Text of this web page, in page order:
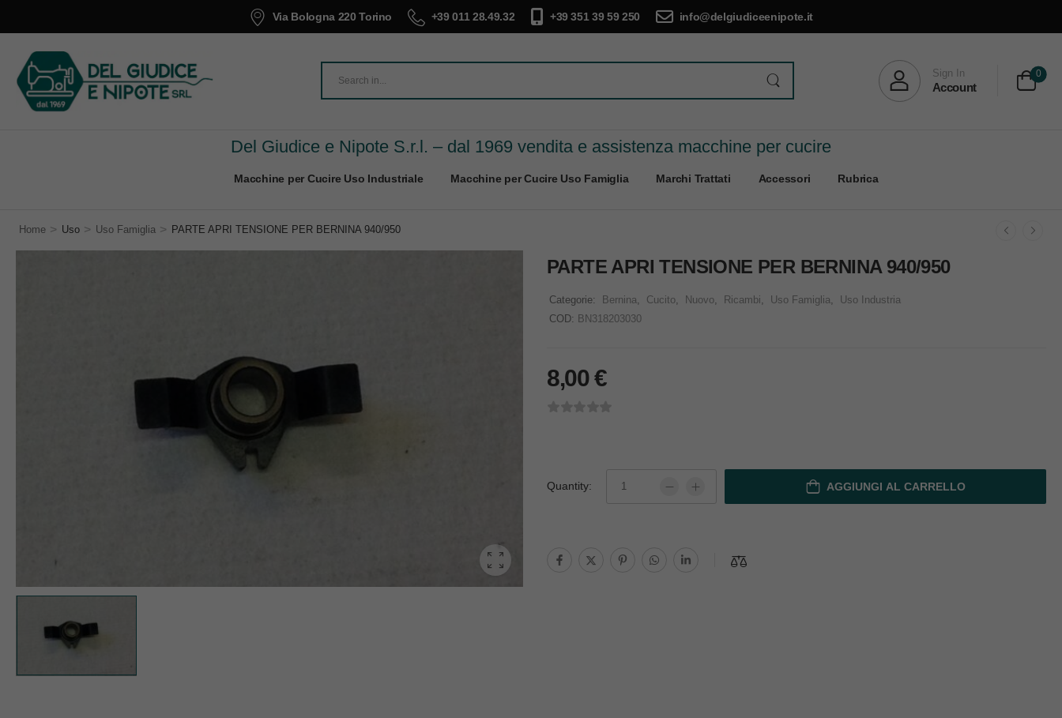
Via Bologna 220 Torino +39 011 28.49.32 +39 351 39 59 250 info@delgiudiceenipote.it
Sign In
Account
0
Del Giudice e Nipote S.r.l. – dal 1969 vendita e assistenza macchine per cucire
Macchine per Cucire Uso Industriale Macchine per Cucire Uso Famiglia Marchi Trattati Accessori Rubrica
Home > Uso > Uso Famiglia > PARTE APRI TENSIONE PER BERNINA 940/950
PARTE APRI TENSIONE PER BERNINA 940/950
Categorie: Bernina Cucito Nuovo Ricambi Uso Famiglia
Uso Industria
COD: BN318203030
8,00€
Quantity: AGGIUNGI AL CARRELLO